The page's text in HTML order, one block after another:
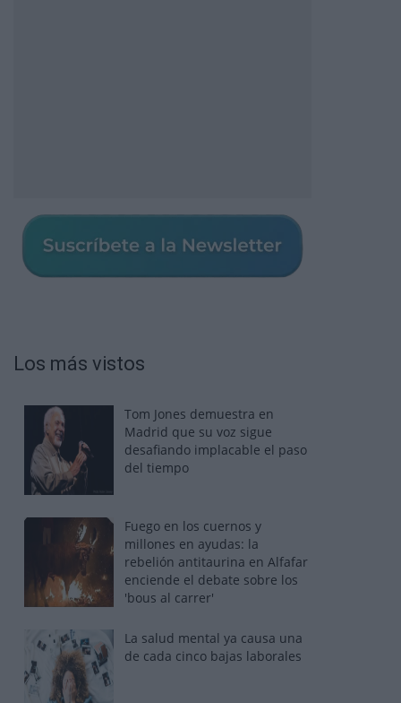
Los más vistos
Tom Jones demuestra en
Madrid que su voz sigue
desafiando implacable el paso
del tiempo
Fuego en los cuernos y
millones en ayudas: la
rebelión antitaurina en Alfafar
enciende el debate sobre los
'bous al carrer'
La salud mental ya causa una
de cada cinco bajas laborales